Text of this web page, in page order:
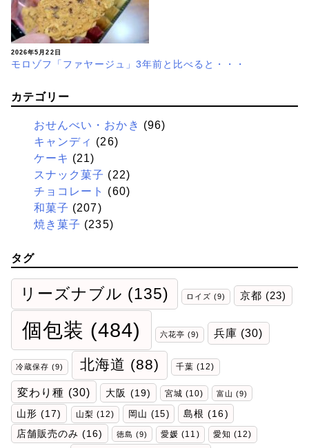
2026年5月22日
モロゾフ「ファヤージュ」3年前と比べると・・・
カテゴリー
おせんべい・おかき (96)
キャンディ (26)
ケーキ (21)
スナック菓子 (22)
チョコレート
(60)
和菓子 (207)
焼き菓子 (235)
タグ
リーズナブル (135) ロイズ (9) 京都 (23)
個包装 (484) 六花亭 (9) 兵庫 (30)
冷蔵保存 (9) 北海道 (88) 千葉 (12)
変わり種 (30) 大阪 (19) 宮城 (10) 富山 (9)
山形 (17) 山梨 (12) 岡山 (15) 島根 (16)
店舗販売のみ (16) 徳島 (9) 愛媛 (11) 愛知 (12)